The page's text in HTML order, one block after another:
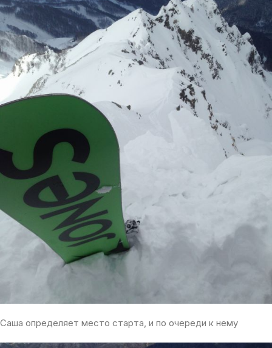
Саша определяет место старта, и по очереди к нему